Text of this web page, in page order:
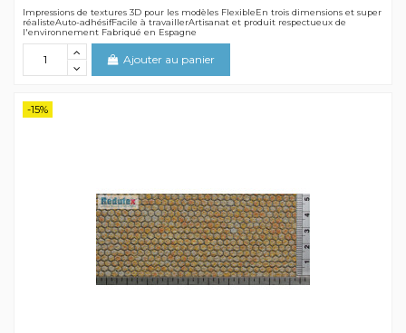
Impressions de textures 3D pour les modèles FlexibleEn trois dimensions et super
réalisteAuto-adhésifFacile à travaillerArtisanat et produit respectueux de
l'environnement Fabriqué en Espagne
Ajouter au panier
-15%